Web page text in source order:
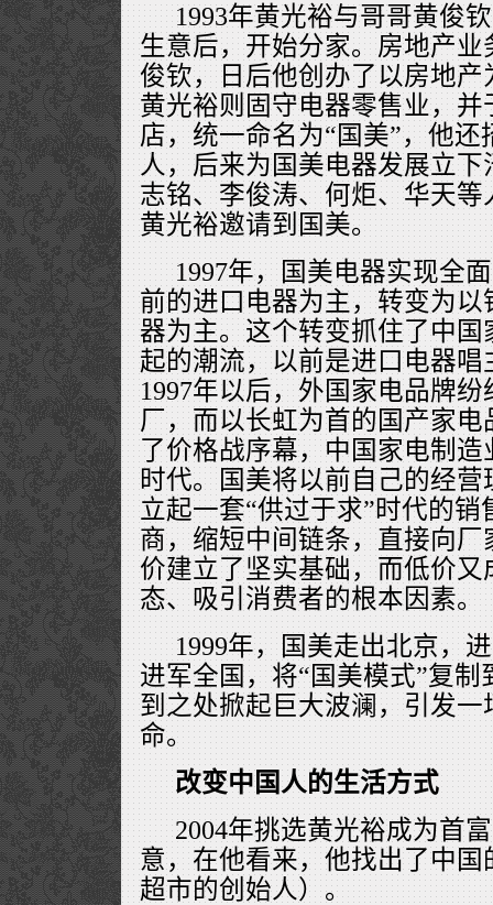
1993年黄光裕与哥哥黄俊
生意后，开始分家。房地产
俊钦，日后他创办了以房地
黄光裕则固守电器零售业，
店，统一命名为“国美”，他
人，后来为国美电器发展立
志铭、李俊涛、何炬、华天
黄光裕邀请到国美。
1997年，国美电器实现全
前的进口电器为主，转变为
器为主。这个转变抓住了中
起的潮流，以前是进口电器
1997年以后，外国家电品牌
厂，而以长虹为首的国产家
了价格战序幕，中国家电制
时代。国美将以前自己的经
立起一套“供过于求”时代的
商，缩短中间链条，直接向
价建立了坚实基础，而低价
态、吸引消费者的根本因素。
1999年，国美走出北京，
进军全国，将“国美模式”复
到之处掀起巨大波澜，引发
命。
改变中国人的生活方式
2004年挑选黄光裕成为首
意，在他看来，他找出了中国
超市的创始人）。